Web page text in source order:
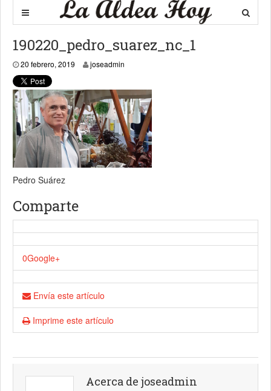
190220_pedro_suarez_nc_1
20 febrero, 2019 20 febrero, 2019
joseadmin
Pedro Suárez
Comparte
0Google+
Envía este artículo
Imprime este artículo
Acerca de joseadmin